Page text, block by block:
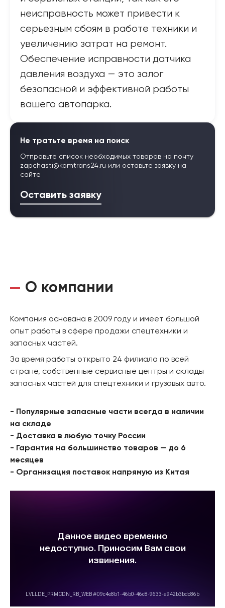
неисправность может привести к
серьезным сбоям в работе техники и
увеличению затрат на ремонт.
Обеспечение исправности датчика
давления воздуха — это залог
безопасной и эффективной работы
вашего автопарка.
Не тратьте время на поиск
Отправьте список необходимых товаров на почту
zapchasti@komtrans24.ru или оставьте заявку на
сайте
Оставить заявку
О компании
Компания основана в 2009 году и имеет большой
опыт работы в сфере продажи спецтехники и
запасных частей.
За время работы открыто 24 филиала по всей
стране, собственные сервисные центры и склады
запасных частей для спецтехники и грузовых авто.
- Популярные запасные части всегда в наличии
на складе
- Доставка в любую точку России
- Гарантия на большинство товаров — до 6
месяцев
- Организация поставок напрямую из Китая